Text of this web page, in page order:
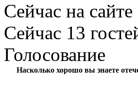
Сейчас на сайте
Сейчас 13
Голосование
Насколько хорошо вы знаете